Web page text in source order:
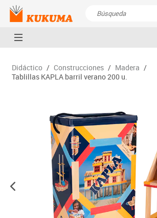
Didáctico / Construcciones / Madera /
Tablillas KAPLA barril verano 200 u.